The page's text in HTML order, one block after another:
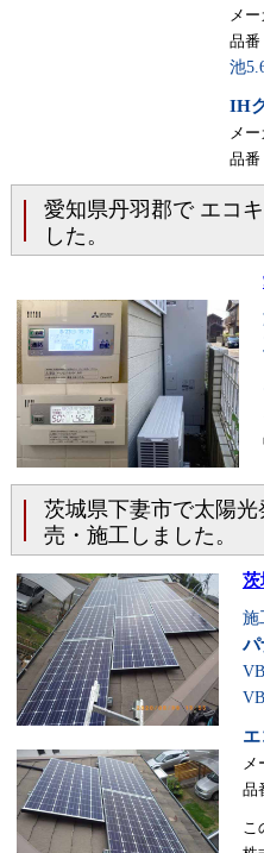
メー
品番
池
IH
メー
品番
愛知県丹羽郡で エコ
した。
茨城県下妻市で太陽
売・施工しました。
茨
施
パ
エ
メ
品
こ